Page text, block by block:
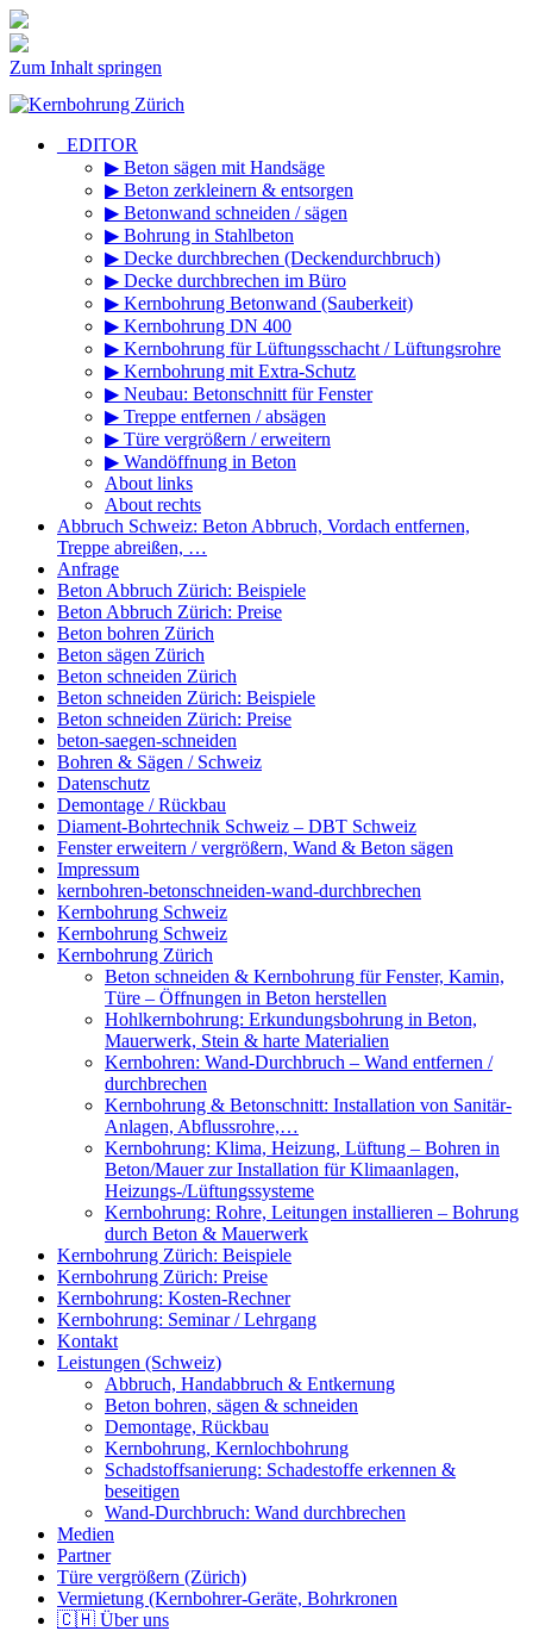
Zum Inhalt springen
_EDITOR
▶ Beton sägen mit Handsäge
▶ Beton zerkleinern & entsorgen
▶ Betonwand schneiden / sägen
▶ Bohrung in Stahlbeton
▶ Decke durchbrechen (Deckendurchbruch)
▶ Decke durchbrechen im Büro
▶ Kernbohrung Betonwand (Sauberkeit)
▶ Kernbohrung DN 400
▶ Kernbohrung für Lüftungsschacht / Lüftungsrohre
▶ Kernbohrung mit Extra-Schutz
▶ Neubau: Betonschnitt für Fenster
▶ Treppe entfernen / absägen
▶ Türe vergrößern / erweitern
▶ Wandöffnung in Beton
About links
About rechts
Abbruch Schweiz: Beton Abbruch, Vordach entfernen,
Treppe abreißen, …
Anfrage
Beton Abbruch Zürich: Beispiele
Beton Abbruch Zürich: Preise
Beton bohren Zürich
Beton sägen Zürich
Beton schneiden Zürich
Beton schneiden Zürich: Beispiele
Beton schneiden Zürich: Preise
beton-saegen-schneiden
Bohren & Sägen / Schweiz
Datenschutz
Demontage / Rückbau
Diament-Bohrtechnik Schweiz – DBT Schweiz
Fenster erweitern / vergrößern, Wand & Beton sägen
Impressum
kernbohren-betonschneiden-wand-durchbrechen
Kernbohrung Schweiz
Kernbohrung Schweiz
Kernbohrung Zürich
Beton schneiden & Kernbohrung für Fenster, Kamin,
Türe – Öffnungen in Beton herstellen
Hohlkernbohrung: Erkundungsbohrung in Beton,
Mauerwerk, Stein & harte Materialien
Kernbohren: Wand-Durchbruch – Wand entfernen /
durchbrechen
Kernbohrung & Betonschnitt: Installation von Sanitär-
Anlagen, Abflussrohre,…
Kernbohrung: Klima, Heizung, Lüftung – Bohren in
Beton/Mauer zur Installation für Klimaanlagen,
Heizungs-/Lüftungssysteme
Kernbohrung: Rohre, Leitungen installieren – Bohrung
durch Beton & Mauerwerk
Kernbohrung Zürich: Beispiele
Kernbohrung Zürich: Preise
Kernbohrung: Kosten-Rechner
Kernbohrung: Seminar / Lehrgang
Kontakt
Leistungen (Schweiz)
Abbruch, Handabbruch & Entkernung
Beton bohren, sägen & schneiden
Demontage, Rückbau
Kernbohrung, Kernlochbohrung
Schadstoffsanierung: Schadestoffe erkennen &
beseitigen
Wand-Durchbruch: Wand durchbrechen
Medien
Partner
Türe vergrößern (Zürich)
Vermietung (Kernbohrer-Geräte, Bohrkronen
🇨🇭 Über uns